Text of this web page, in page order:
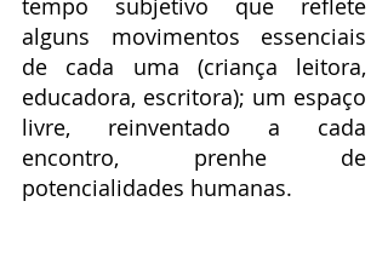
tempo subjetivo que reflete
alguns movimentos essenciais
de cada uma (criança leitora,
educadora, escritora); um espaço
livre, reinventado a cada
encontro, prenhe de
potencialidades humanas.